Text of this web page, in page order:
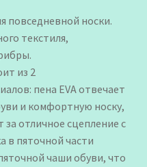
повседневной носки.
текстиля,
из 2
пена EVA отвечает
и комфортную носку,
отличное сцепление с
в пяточной части
чаши обуви, что